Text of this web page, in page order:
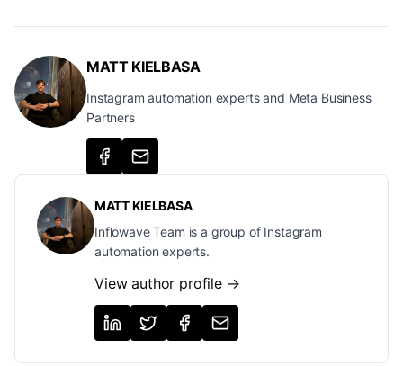
MATT KIELBASA
Instagram automation experts and Meta Business
Partners
MATT KIELBASA
Inflowave Team is a group of Instagram
automation experts.
View author profile →